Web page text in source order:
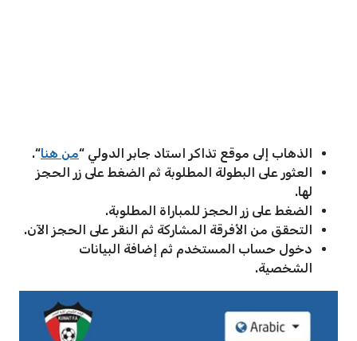
الذهاب إلى موقع تذاكر استاد جابر الدولي “من هنا“.
العثور على البطولة المطلوبة ثم الضغط على زر الحجز
لها.
الضغط على زر الحجز للمباراة المطلوبة.
التحقق من الأفرقة المشاركة ثم النقر على الحجز الآن.
دخول حساب المستخدم ثم إضافة البيانات
الشخصية.